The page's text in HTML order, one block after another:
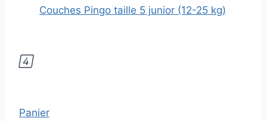
Couches Pingo taille 5 junior (12-25 kg)

Panier